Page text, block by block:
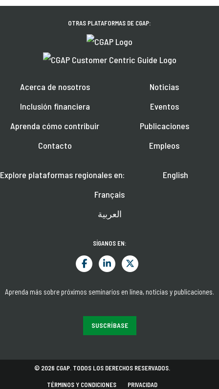
OTRAS PLATAFORMAS DE CGAP:
Acerca de nosotros
Inclusión financiera
Aprenda cómo contribuir
Contacto
Noticias
Eventos
Publicaciones
Empleos
Explore plataformas regionales en:
English
Français
العربية
SÍGANOS EN:
Aprenda más sobre próximos seminarios en línea, noticias y publicaciones.
SUSCRÍBASE
© 2026 CGAP. TODOS LOS DERECHOS RESERVADOS.
TÉRMINOS Y CONDICIONES PRIVACIDAD